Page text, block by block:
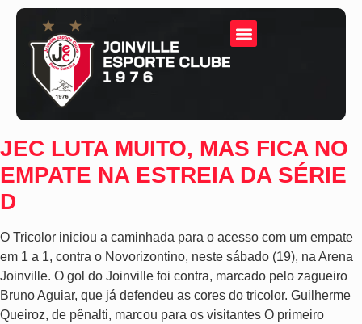
JEC LUTA MUITO, MAS FICA NO
EMPATE NA ESTREIA DA SÉRIE
D
O Tricolor iniciou a caminhada para o acesso com um empate
em 1 a 1, contra o Novorizontino, neste sábado (19), na Arena
Joinville. O gol do Joinville foi contra, marcado pelo zagueiro
Bruno Aguiar, que já defendeu as cores do tricolor. Guilherme
Queiroz, de pênalti, marcou para os visitantes O primeiro